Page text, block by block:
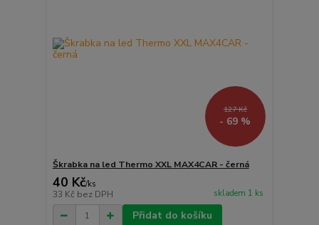
127 Kč
- 69 %
Škrabka na led Thermo XXL MAX4CAR - černá
40 Kč/ks
33 Kč bez DPH skladem 1 ks
Přidat do košíku